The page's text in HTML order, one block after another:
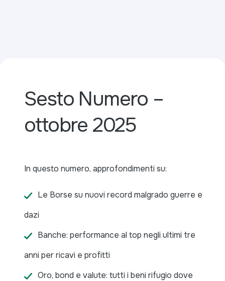
Sesto Numero –
ottobre 2025
In questo numero, approfondimenti su:
Le Borse su nuovi record malgrado guerre e
dazi
Banche: performance al top negli ultimi tre
anni per ricavi e profitti
Oro, bond e valute: tutti i beni rifugio dove